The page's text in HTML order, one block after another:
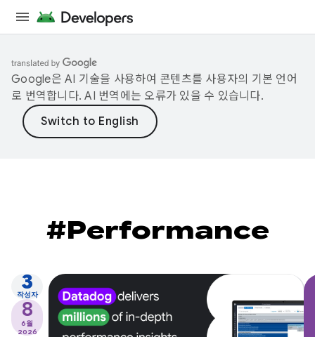
Google은 AI 기술을 사용하여 콘텐츠를 사용자의 기본 언어
로 번역합니다. AI 번역에는 오류가 있을 수 있습니다.
#Performance
3
작성자
8
6월
2026